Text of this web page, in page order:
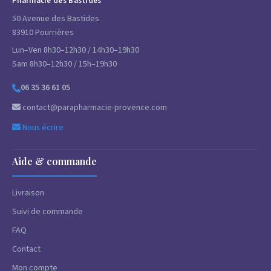
50 Avenue des Bastides
83910 Pourrières
Lun–Ven 8h30–12h30 / 14h30–19h30
Sam 8h30–12h30 / 15h–19h30
06 35 36 61 05
contact@parapharmacie-provence.com
Nous écrire
Aide & commande
Livraison
Suivi de commande
FAQ
Contact
Mon compte